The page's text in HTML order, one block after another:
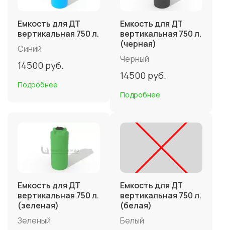
Емкость для ДТ
вертикальная 750 л.
Синий
14500 руб.
Подробнее
Емкость для ДТ
вертикальная 750 л.
(черная)
Черный
14500 руб.
Подробнее
Емкость для ДТ
вертикальная 750 л.
(зеленая)
Зеленый
Емкость для ДТ
вертикальная 750 л.
(белая)
Белый